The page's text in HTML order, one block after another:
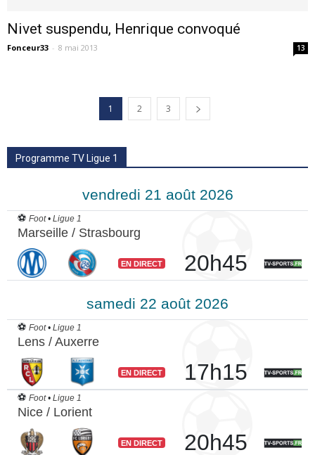
Nivet suspendu, Henrique convoqué
Fonceur33 - 8 mai 2013 13
1 2 3
Programme TV Ligue 1